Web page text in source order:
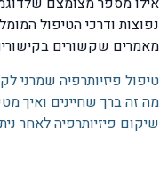
נפוצות ודרכי הטיפול
מאמרים שקשורים
טיפול פיזיותרפיה שמרני
מה זה ברך שחיינים ואיך
שיקום פיזיותרפיה לאחר